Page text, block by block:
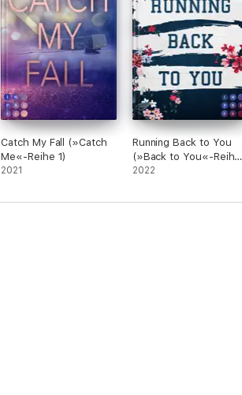
Catch My Fall (»Catch
Me«-Reihe 1)
2021
Running Back to You
(»Back to You«-Reihe
1)
2022